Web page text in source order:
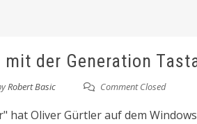
mit der Generation
Robert Basic Comment Closed
hat Oliver Gürtler auf dem